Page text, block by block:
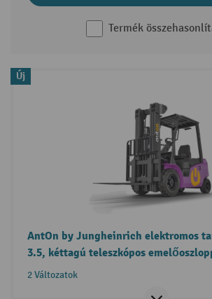
Termék
Új
AntOn by Jungheinrich elektromos
3.5, kéttagú teleszkópos
teherbírással, külső töltőkészülékkel
2 Változatok